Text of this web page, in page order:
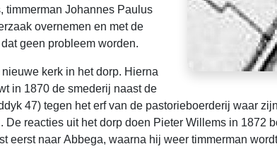
timmerman Johannes Paulus
overnemen en met de
geen probleem worden.
kerk in het dorp. Hierna
in 1870 de smederij naast de
47) tegen het erf van de pastorieboerderij waar
reacties uit het dorp doen Pieter Willems in 1872
eerst naar Abbega, waarna hij weer timmerman